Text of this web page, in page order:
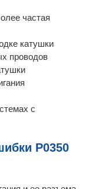
частая
катушки
проводов
с
P0350